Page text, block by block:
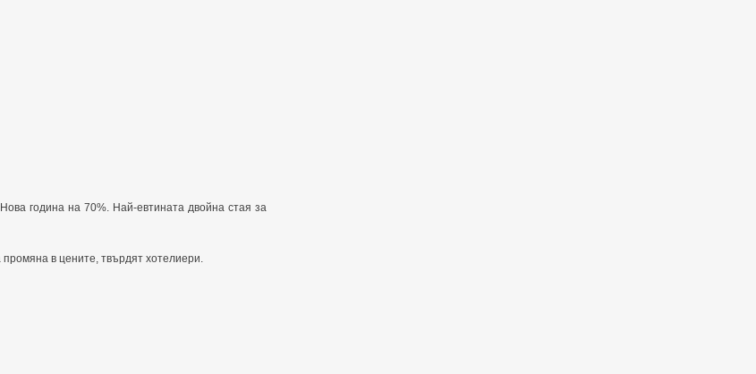
година на 70%. Най-евтината двойна стая за
в цените, твърдят хотелиери.